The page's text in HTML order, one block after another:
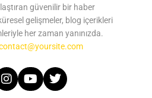
güvenilir bir haber
gelişmeler, blog içerikleri
her zaman yanınızda.